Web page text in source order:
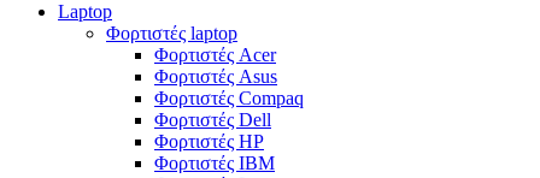
Laptop
Φορτιστές laptop
Φορτιστές Acer
Φορτιστές Asus
Φορτιστές Compaq
Φορτιστές Dell
Φορτιστές HP
Φορτιστές IBM